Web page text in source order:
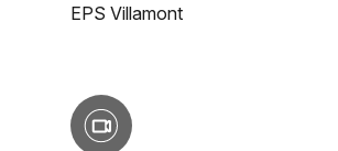
EPS Villamont